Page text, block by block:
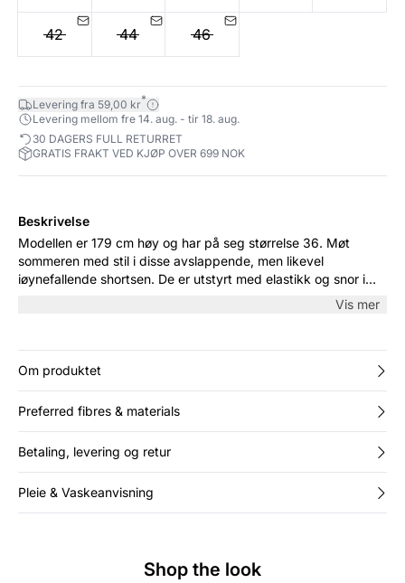
42 44 46
Levering fra 59,00 kr*
Levering mellom fre 14. aug. - tir 18. aug.
30 DAGERS FULL RETURRET
GRATIS FRAKT VED KJØP OVER 699 NOK
Beskrivelse
Modellen er 179 cm høy og har på seg størrelse 36. Møt
sommeren med stil i disse avslappende, men likevel
iøynefallende shortsen. De er utstyrt med elastikk og snor i
livet for optimal komfort, mens det klassiske snittet gjør dem
allsidige for enhver anledning. Perfekt å kombinere med en
Vis mer
Om produktet
Preferred fibres & materials
Betaling, levering og retur
Pleie & Vaskeanvisning
Shop the look